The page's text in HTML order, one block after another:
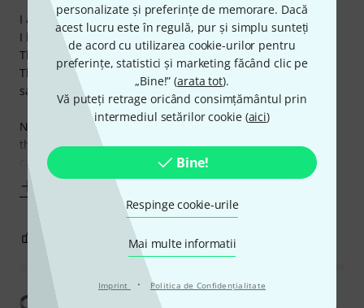
personalizate și preferințe de memorare. Dacă
acest lucru este în regulă, pur și simplu sunteți
de acord cu utilizarea cookie-urilor pentru
preferințe, statistici și marketing făcând clic pe
„Bine!” (arata tot).
Vă puteți retrage oricând consimțământul prin
intermediul setărilor cookie (aici)
Bine!
Respinge cookie-urile
Mai multe informatii
Imprint · Politica de Confidenţialitate
I am using vandoren for many years now.
I like the way they are played easily.
The sound is also very nice.
The only change I made since I first started playing the
saxophone, is to switch from 1.5 to 2 and lastly to 2.5.
Not completely satisfied with the plastic protection case
they are shipped in but as a saxophone player who always
carries
SEMNALEAZA UN ABUZ